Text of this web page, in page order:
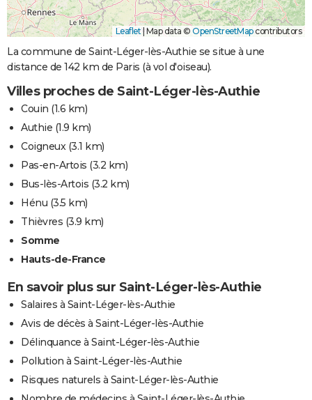
Leaflet|Map data © OpenStreetMapcontributors
La commune de Saint-Léger-lès-Authie se situe à une
distance de 142 km de Paris (à vol d'oiseau).
Villes proches de Saint-Léger-lès-Authie
Couin (1.6 km)
Authie (1.9 km)
Coigneux(3.1 km)
Pas-en-Artois (3.2 km)
Bus-lès-Artois (3.2 km)
Hénu (3.5 km)
Thièvres (3.9 km)
Somme
Hauts-de-France
En savoir plus sur Saint-Léger-lès-Authie
Salaires à Saint-Léger-lès-Authie
Avis de décès à Saint-Léger-lès-Authie
Délinquance à Saint-Léger-lès-Authie
Pollution à Saint-Léger-lès-Authie
Risques naturels à Saint-Léger-lès-Authie